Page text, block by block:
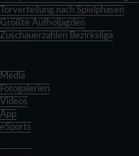
Torverteilung nach Spielphasen
Größte Aufholjagden
Zuschauerzahlen Bezirksliga
Media
Fotogalerien
Videos
App
eSports